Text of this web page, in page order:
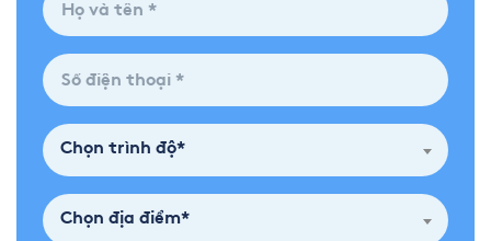
Chọn trình độ*
Chọn địa điểm*